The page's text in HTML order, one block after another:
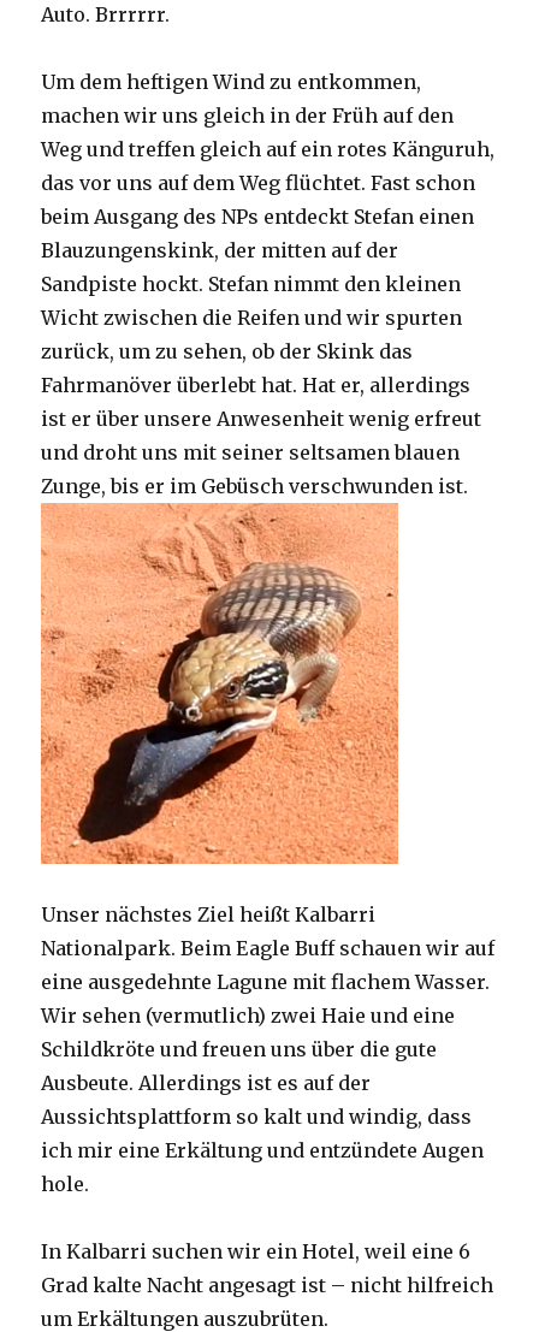
Auto. Brrrrrr.
Um dem heftigen Wind zu entkommen,
machen wir uns gleich in der Früh auf den
Weg und treffen gleich auf ein rotes Känguruh,
das vor uns auf dem Weg flüchtet. Fast schon
beim Ausgang des NPs entdeckt Stefan einen
Blauzungenskink, der mitten auf der
Sandpiste hockt. Stefan nimmt den kleinen
Wicht zwischen die Reifen und wir spurten
zurück, um zu sehen, ob der Skink das
Fahrmanöver überlebt hat. Hat er, allerdings
ist er über unsere Anwesenheit wenig erfreut
und droht uns mit seiner seltsamen blauen
Zunge, bis er im Gebüsch verschwunden ist.
Unser nächstes Ziel heißt Kalbarri
Nationalpark. Beim Eagle Buff schauen wir auf
eine ausgedehnte Lagune mit flachem Wasser.
Wir sehen (vermutlich) zwei Haie und eine
Schildkröte und freuen uns über die gute
Ausbeute. Allerdings ist es auf der
Aussichtsplattform so kalt und windig, dass
ich mir eine Erkältung und entzündete Augen
hole.
In Kalbarri suchen wir ein Hotel, weil eine 6
Grad kalte Nacht angesagt ist – nicht hilfreich
um Erkältungen auszubrüten.